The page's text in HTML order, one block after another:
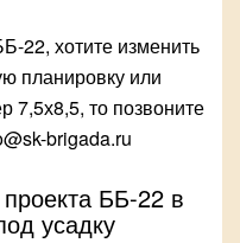
22, хотите изменить
планировку или
7,5х8,5, то позвоните
brigada.ru
ББ-22 в
усадку